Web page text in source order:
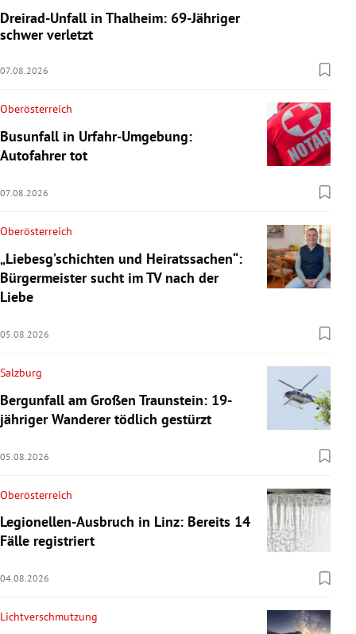
Dreirad-Unfall in Thalheim: 69-Jähriger
schwer verletzt
07.08.2026
Oberösterreich
Busunfall in Urfahr-Umgebung:
Autofahrer tot
07.08.2026
Oberösterreich
„Liebesg’schichten und Heiratssachen“:
Bürgermeister sucht im TV nach der
Liebe
05.08.2026
Salzburg
Bergunfall am Großen Traunstein: 19-
jähriger Wanderer tödlich gestürzt
05.08.2026
Oberösterreich
Legionellen-Ausbruch in Linz: Bereits 14
Fälle registriert
04.08.2026
Lichtverschmutzung